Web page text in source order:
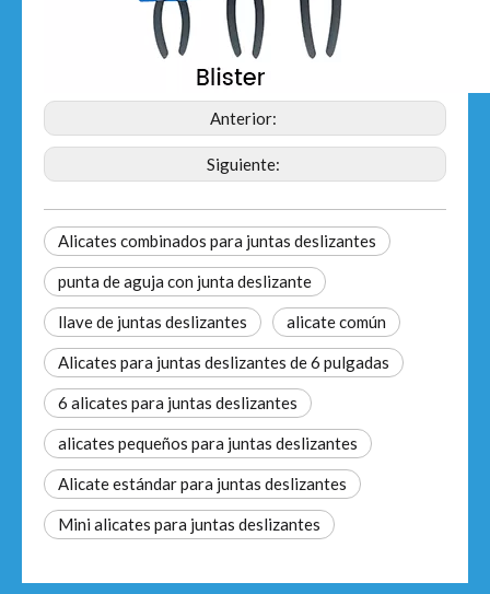
Anterior:
Siguiente:
Alicates combinados para juntas deslizantes
punta de aguja con junta deslizante
llave de juntas deslizantes alicate común
Alicates para juntas deslizantes de 6 pulgadas
6 alicates para juntas deslizantes
alicates pequeños para juntas deslizantes
Alicate estándar para juntas deslizantes
Mini alicates para juntas deslizantes